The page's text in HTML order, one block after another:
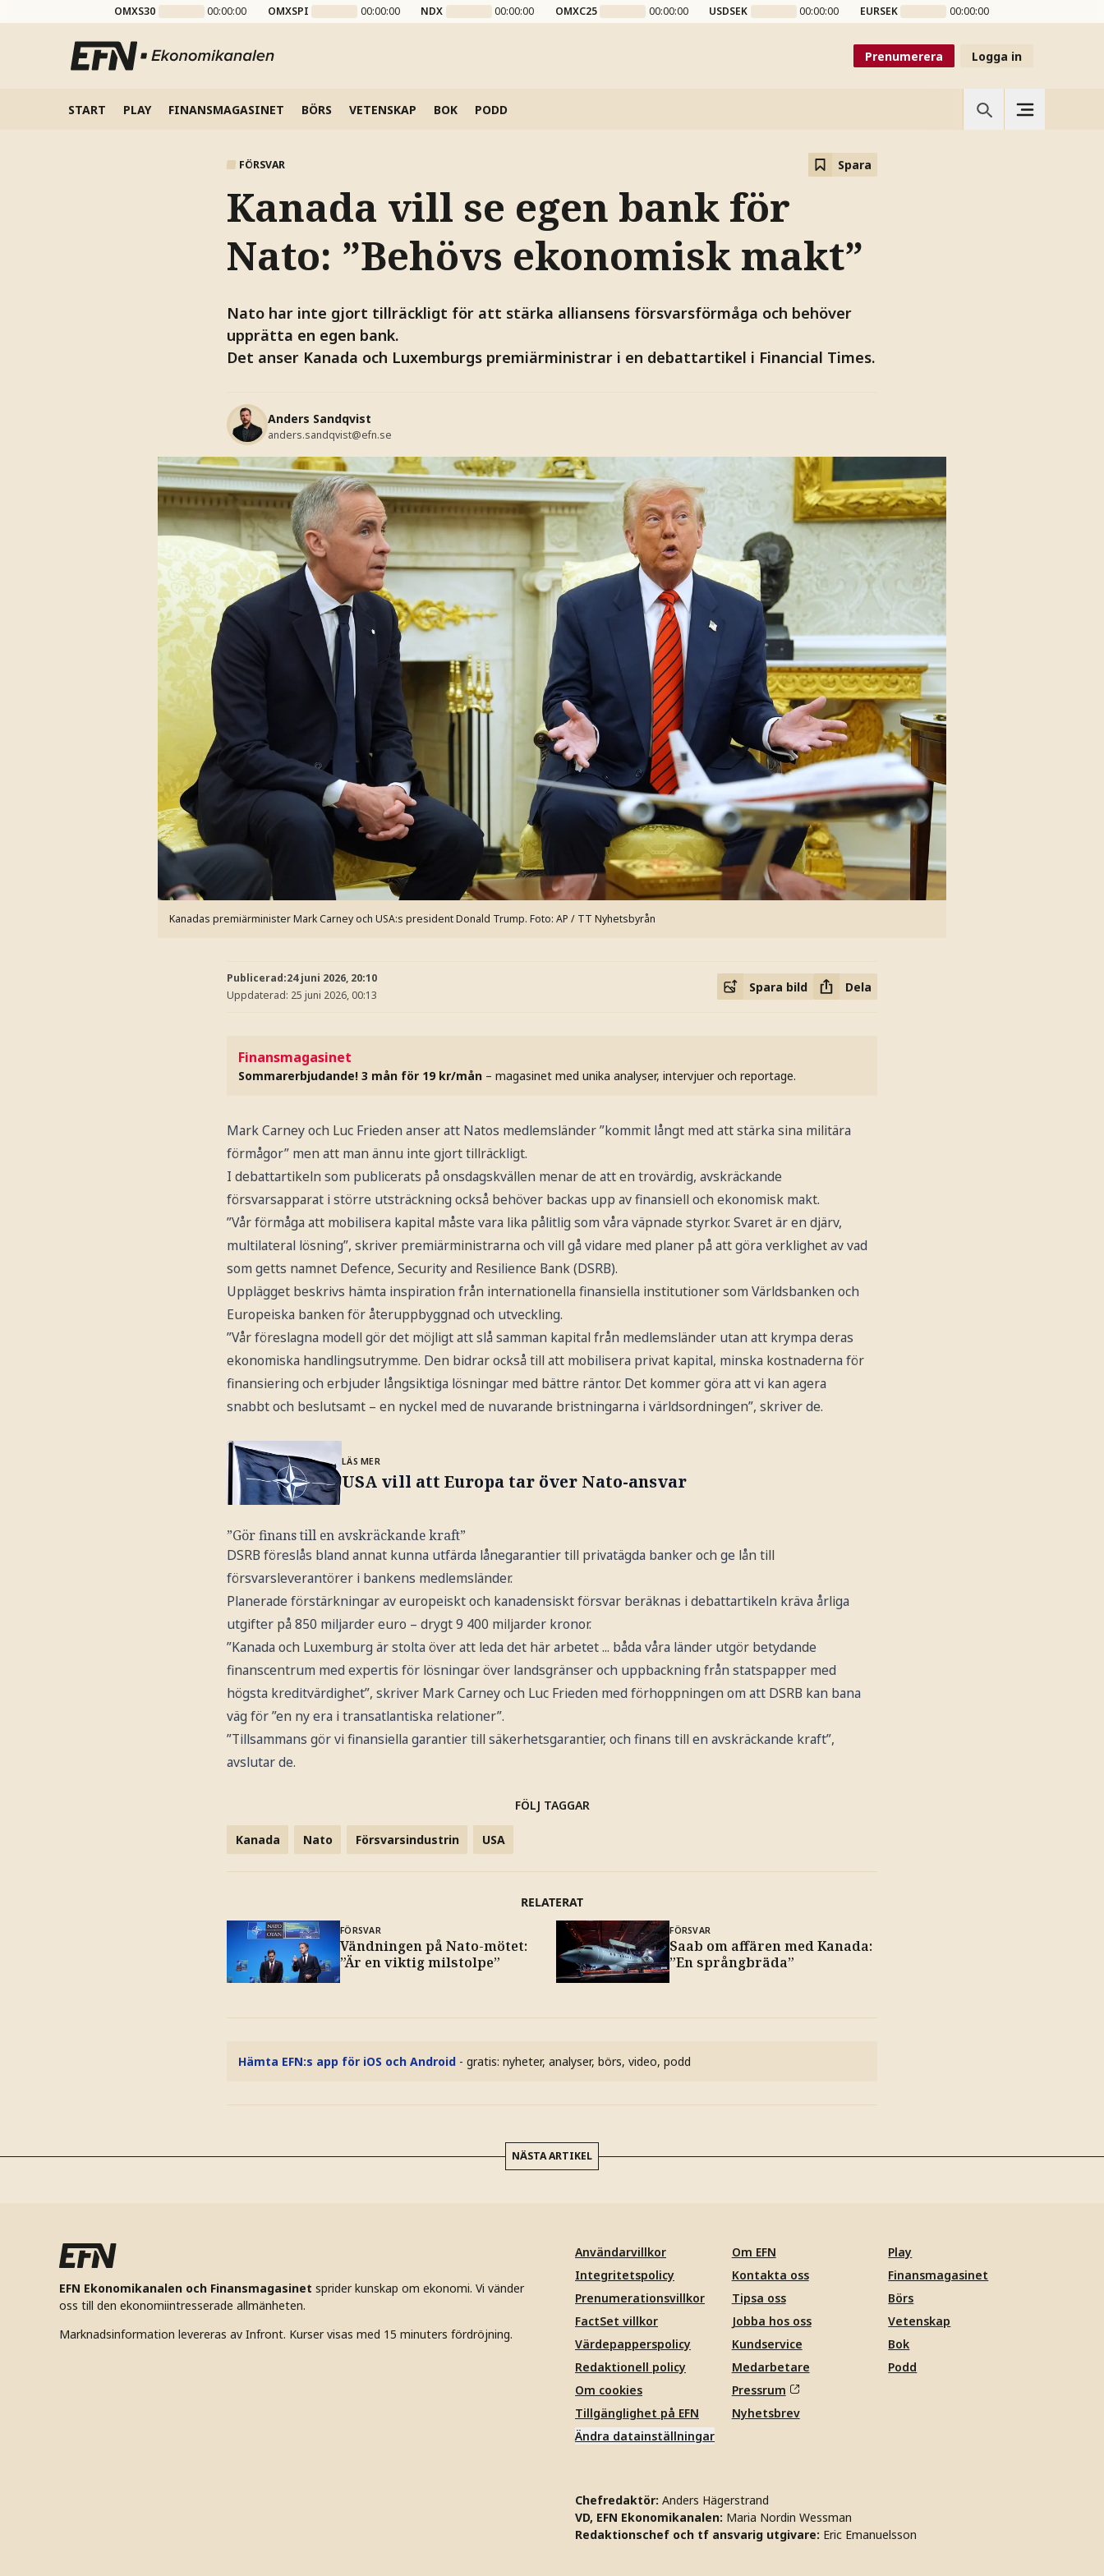
OMXS30 00:00:00 OMXSPI 00:00:00 NDX 00:00:00 OMXC25 00:00:00 USDSEK 00:00:00 EURSEK 00:00:00
Prenumerera Logga in
START PLAY FINANSMAGASINET BÖRS VETENSKAP BOK PODD
FÖRSVAR Spara
Kanada vill se egen bank för
Nato: ”Behövs ekonomisk makt”
Nato har inte gjort tillräckligt för att stärka alliansens försvarsförmåga och behöver
upprätta en egen bank.
Det anser Kanada och Luxemburgs premiärministrar i en debattartikel i Financial Times.
Anders Sandqvist
anders.sandqvist@efn.se
Kanadas premiärminister Mark Carney och USA:s president Donald Trump. Foto: AP / TT Nyhetsbyrån
Publicerad:24 juni 2026, 20:10
Uppdaterad: 25 juni 2026, 00:13
Spara bild Dela
Finansmagasinet
Sommarerbjudande! 3 mån för 19 kr/mån – magasinet med unika analyser, intervjuer och reportage.
Mark Carney och Luc Frieden anser att Natos medlemsländer ”kommit långt med att stärka sina militära
förmågor” men att man ännu inte gjort tillräckligt.
I debattartikeln som publicerats på onsdagskvällen menar de att en trovärdig, avskräckande
försvarsapparat i större utsträckning också behöver backas upp av finansiell och ekonomisk makt.
”Vår förmåga att mobilisera kapital måste vara lika pålitlig som våra väpnade styrkor. Svaret är en djärv,
multilateral lösning”, skriver premiärministrarna och vill gå vidare med planer på att göra verklighet av vad
som getts namnet Defence, Security and Resilience Bank (DSRB).
Upplägget beskrivs hämta inspiration från internationella finansiella institutioner som Världsbanken och
Europeiska banken för återuppbyggnad och utveckling.
”Vår föreslagna modell gör det möjligt att slå samman kapital från medlemsländer utan att krympa deras
ekonomiska handlingsutrymme. Den bidrar också till att mobilisera privat kapital, minska kostnaderna för
finansiering och erbjuder långsiktiga lösningar med bättre räntor. Det kommer göra att vi kan agera
snabbt och beslutsamt – en nyckel med de nuvarande bristningarna i världsordningen”, skriver de.
LÄS MER
USA vill att Europa tar över Nato-ansvar
”Gör finans till en avskräckande kraft”
DSRB föreslås bland annat kunna utfärda lånegarantier till privatägda banker och ge lån till
försvarsleverantörer i bankens medlemsländer.
Planerade förstärkningar av europeiskt och kanadensiskt försvar beräknas i debattartikeln kräva årliga
utgifter på 850 miljarder euro – drygt 9 400 miljarder kronor.
”Kanada och Luxemburg är stolta över att leda det här arbetet ... båda våra länder utgör betydande
finanscentrum med expertis för lösningar över landsgränser och uppbackning från statspapper med
högsta kreditvärdighet”, skriver Mark Carney och Luc Frieden med förhoppningen om att DSRB kan bana
väg för ”en ny era i transatlantiska relationer”.
”Tillsammans gör vi finansiella garantier till säkerhetsgarantier, och finans till en avskräckande kraft”,
avslutar de.
FÖLJ TAGGAR
Kanada Nato Försvarsindustrin USA
RELATERAT
FÖRSVAR
Vändningen på Nato-mötet:
”Är en viktig milstolpe”
FÖRSVAR
Saab om affären med Kanada:
”En språngbräda”
Hämta EFN:s app för iOS och Android - gratis: nyheter, analyser, börs, video, podd
NÄSTA ARTIKEL
EFN Ekonomikanalen och Finansmagasinet sprider kunskap om ekonomi. Vi vänder
oss till den ekonomiintresserade allmänheten.
Marknadsinformation levereras av Infront. Kurser visas med 15 minuters fördröjning.
Användarvillkor
Integritetspolicy
Prenumerationsvillkor
FactSet villkor
Värdepapperspolicy
Redaktionell policy
Om cookies
Tillgänglighet på EFN
Ändra datainställningar
Om EFN
Kontakta oss
Tipsa oss
Jobba hos oss
Kundservice
Medarbetare
Pressrum
Nyhetsbrev
Play
Finansmagasinet
Börs
Vetenskap
Bok
Podd
Chefredaktör: Anders Hägerstrand
VD, EFN Ekonomikanalen: Maria Nordin Wessman
Redaktionschef och tf ansvarig utgivare: Eric Emanuelsson